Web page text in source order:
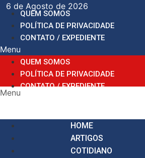
para
conteúdo
6 de Agosto de 2026
QUEM SOMOS
POLÍTICA DE PRIVACIDADE
CONTATO / EXPEDIENTE
Menu
QUEM SOMOS
POLÍTICA DE PRIVACIDADE
CONTATO / EXPEDIENTE
Menu
HOME
ARTIGOS
COTIDIANO